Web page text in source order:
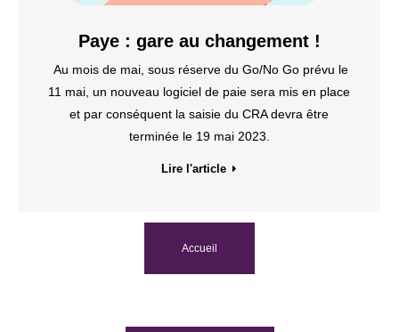
Paye : gare au changement !
Au mois de mai, sous réserve du Go/No Go prévu le
11 mai, un nouveau logiciel de paie sera mis en place
et par conséquent la saisie du CRA devra être
terminée le 19 mai 2023.
Lire l'article
Accueil